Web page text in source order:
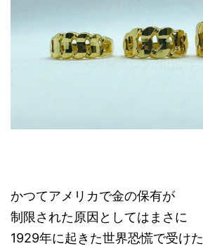
かつてアメリカで金の保有が
制限された原因としてはまさに
1929年に起きた世界恐慌で受けた